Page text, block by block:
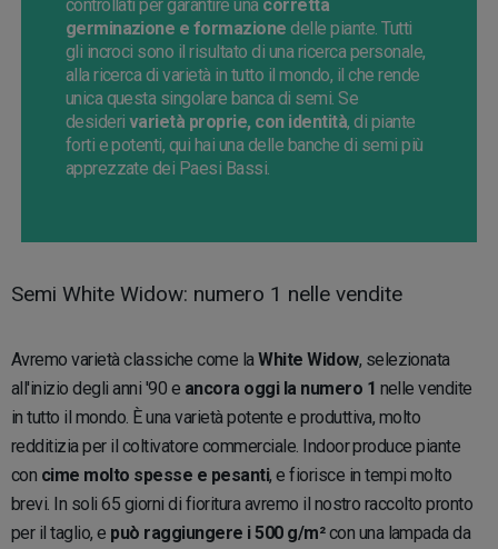
controllati per garantire una corretta
germinazione e formazione delle piante.Tutti
gli incroci sono il risultato di una ricerca personale,
alla ricerca di varietà in tutto il mondo, il che rende
unica questa singolare banca di semi.Se
desideri varietà proprie, con identità, di piante
forti e potenti, qui hai una delle banche di semi più
apprezzate dei Paesi Bassi.
Semi White Widow: numero 1 nelle vendite
Avremo varietà classiche come laWhite Widow, selezionata
all'inizio degli anni '90 e ancora oggi la numero 1 nelle vendite
in tutto il mondo. È una varietà potente e produttiva, molto
redditizia per il coltivatore commerciale. Indoor produce piante
con cime molto spesse e pesanti, e fiorisce in tempi molto
brevi. In soli 65 giorni di fioritura avremo il nostro raccolto pronto
per il taglio, e può raggiungere i 500 g/m²con una lampada da